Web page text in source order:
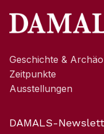
Geschichte &
Zeitpunkte
Ausstellungen
DAMALS-